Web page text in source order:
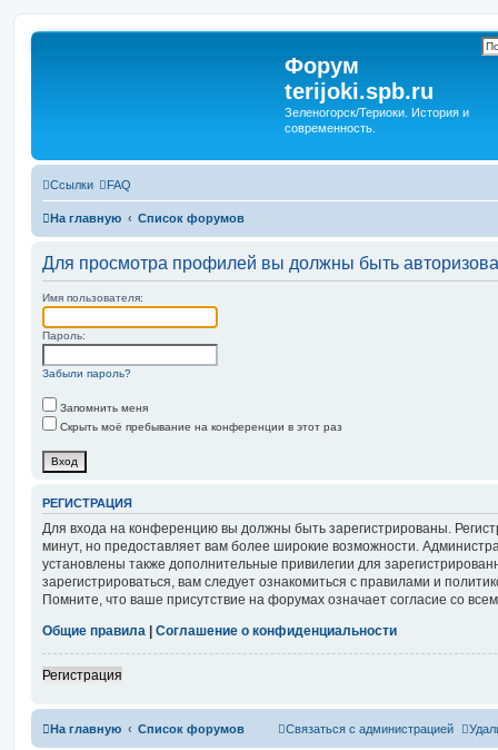
Форум
terijoki.spb.ru
Зеленогорск/Териоки. История и
современность.
Ссылки FAQ
На главную Список форумов
Для просмотра профилей вы должны быть
Имя пользователя:
Пароль:
Забыли пароль?
Запомнить меня
Скрыть моё пребывание на конференции в этот раз
РЕГИСТРАЦИЯ
Для входа на конференцию вы должны быть зарегистрированы.
минут, но предоставляет вам более широкие возможности.
установлены также дополнительные привилегии для
зарегистрироваться, вам следует ознакомиться с правилами и
Помните, что ваше присутствие на форумах означает согласие со
Общие правила
Соглашение о конфиденциальности
Регистрация
На главную Список форумов Связаться с администрацией